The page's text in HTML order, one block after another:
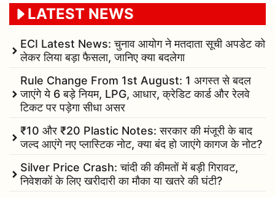
LATEST NEWS
ECI Latest News: चुनाव आयोग ने मतदाता सूची अपडेट को
लेकर लिया बड़ा फैसला, जानिए क्या बदलेगा
Rule Change From 1st August: 1 अगस्त से बदल
जाएंगे ये 6 बड़े नियम, LPG, आधार, क्रेडिट कार्ड और रेलवे
टिकट पर पड़ेगा सीधा असर
₹10 और ₹20 Plastic Notes: सरकार की मंजूरी के बाद
जल्द आएंगे नए प्लास्टिक नोट, क्या बंद हो जाएंगे कागज के नोट?
Silver Price Crash: चांदी की कीमतों में बड़ी गिरावट,
निवेशकों के लिए खरीदारी का मौका या खतरे की घंटी?